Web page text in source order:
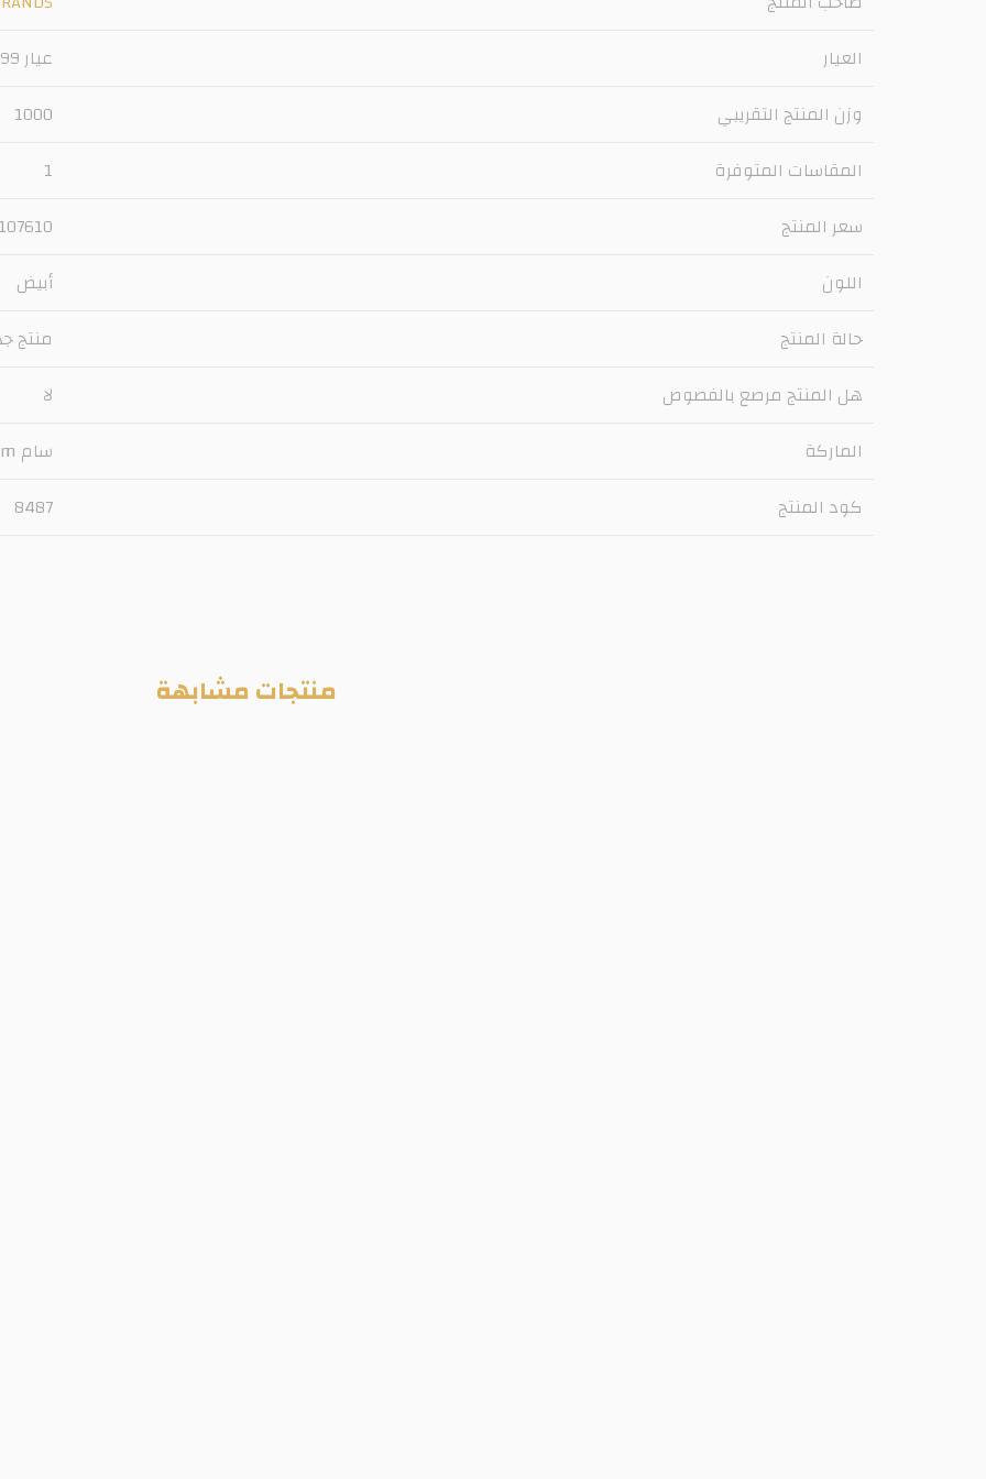
العيار
عيار 999
وزن المنتج التقريبي
1000
المقاسات المتوفرة
1
سعر المنتج
107610
اللون
أبيض
حالة المنتج
منتج
هل المنتج مرصع بالفصوص
لا
الماركة
سام s a m
كود المنتج
8487
منتجات مشابهة